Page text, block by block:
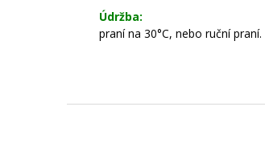
Údržba:
praní na 30°C, nebo ruční praní.